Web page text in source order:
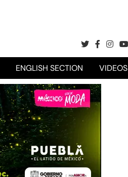
ENGLISH SECTION VIDEOS